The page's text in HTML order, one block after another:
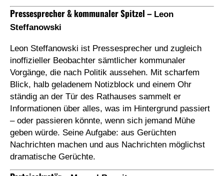
Pressesprecher & kommunaler Spitzel – Leon
Steffanowski
Leon Steffanowski ist Pressesprecher und zugleich
inoffizieller Beobachter sämtlicher kommunaler
Vorgänge, die nach Politik aussehen. Mit scharfem
Blick, halb geladenem Notizblock und einem Ohr
ständig an der Tür des Rathauses sammelt er
Informationen über alles, was im Hintergrund passiert
– oder passieren könnte, wenn sich jemand Mühe
geben würde. Seine Aufgabe: aus Gerüchten
Nachrichten machen und aus Nachrichten möglichst
dramatische Gerüchte.